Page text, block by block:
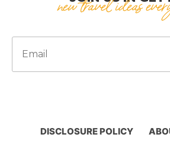
new travel ideas
DISCLOSURE POLICY